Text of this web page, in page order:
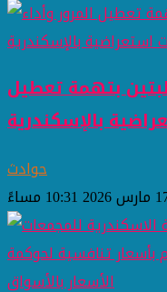
بتهمة تعطيل
بالإسكندرية
حوادث